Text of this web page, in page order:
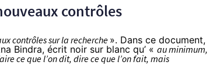
contrôles
contrôles sur la recherche ». Dans ce document,
Bindra, écrit noir sur blanc qu’ « au minimum,
ce que l’on dit, dire ce que l’on fait, mais